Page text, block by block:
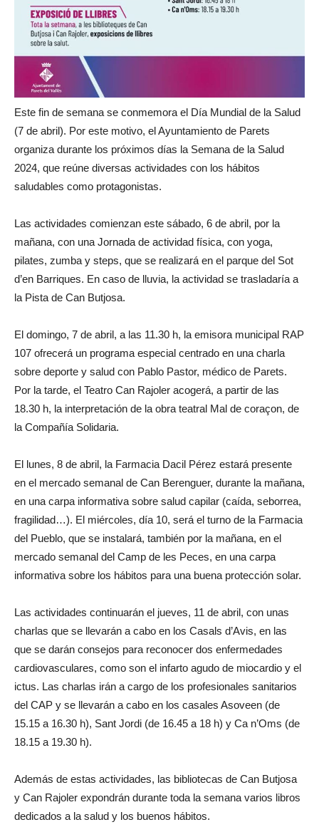
Este fin de semana se conmemora el Día Mundial de la Salud
(7 de abril). Por este motivo, el Ayuntamiento de Parets
organiza durante los próximos días la Semana de la Salud
2024, que reúne diversas actividades con los hábitos
saludables como protagonistas.
Las actividades comienzan este sábado, 6 de abril, por la
mañana, con una Jornada de actividad física, con yoga,
pilates, zumba y steps, que se realizará en el parque del Sot
d’en Barriques. En caso de lluvia, la actividad se trasladaría a
la Pista de Can Butjosa.
El domingo, 7 de abril, a las 11.30 h, la emisora municipal RAP
107 ofrecerá un programa especial centrado en una charla
sobre deporte y salud con Pablo Pastor, médico de Parets.
Por la tarde, el Teatro Can Rajoler acogerá, a partir de las
18.30 h, la interpretación de la obra teatral Mal de coraçon, de
la Compañía Solidaria.
El lunes, 8 de abril, la Farmacia Dacil Pérez estará presente
en el mercado semanal de Can Berenguer, durante la mañana,
en una carpa informativa sobre salud capilar (caída, seborrea,
fragilidad…). El miércoles, día 10, será el turno de la Farmacia
del Pueblo, que se instalará, también por la mañana, en el
mercado semanal del Camp de les Peces, en una carpa
informativa sobre los hábitos para una buena protección solar.
Las actividades continuarán el jueves, 11 de abril, con unas
charlas que se llevarán a cabo en los Casals d’Avis, en las
que se darán consejos para reconocer dos enfermedades
cardiovasculares, como son el infarto agudo de miocardio y el
ictus. Las charlas irán a cargo de los profesionales sanitarios
del CAP y se llevarán a cabo en los casales Asoveen (de
15.15 a 16.30 h), Sant Jordi (de 16.45 a 18 h) y Ca n’Oms (de
18.15 a 19.30 h).
Además de estas actividades, las bibliotecas de Can Butjosa
y Can Rajoler expondrán durante toda la semana varios libros
dedicados a la salud y los buenos hábitos.